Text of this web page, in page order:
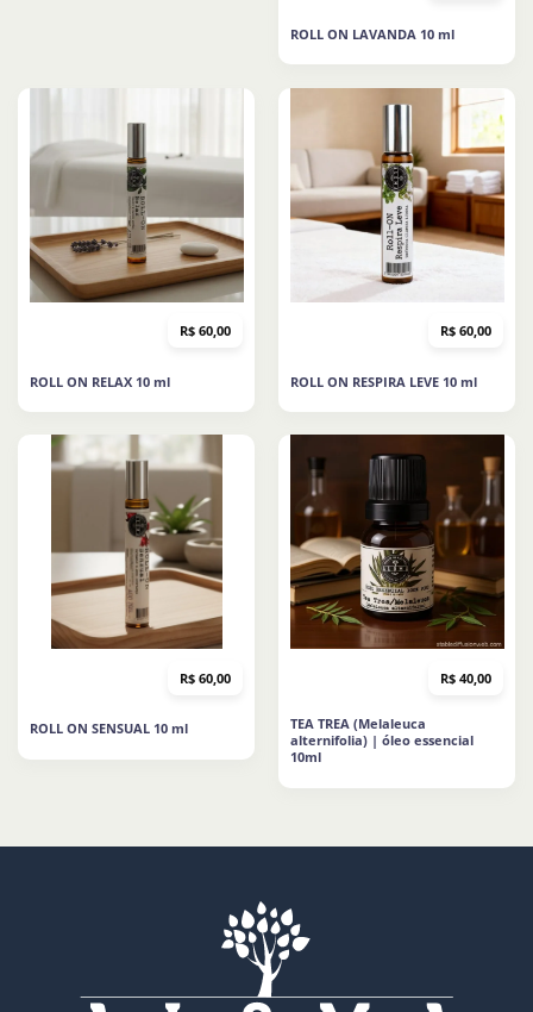
ROLL ON LAVANDA 10 ml
ROLL ON RELAX 10 ml
R$ 60,00
ROLL ON RESPIRA LEVE 10 ml
R$ 60,00
ROLL ON SENSUAL 10 ml
R$ 60,00
TEA TREA (Melaleuca
alternifolia) | óleo essencial
10ml
R$ 40,00